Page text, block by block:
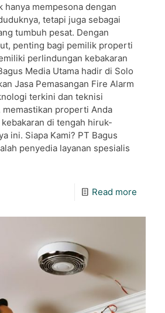
hanya mempesona dengan
tetapi juga sebagai
tumbuh pesat. Dengan
penting bagi pemilik properti
perlindungan kebakaran
Media Utama hadir di Solo
Jasa Pemasangan Fire Alarm
terkini dan teknisi
memastikan properti Anda
di tengah hiruk-
ini. Siapa Kami? PT Bagus
penyedia layanan spesialis
Read more